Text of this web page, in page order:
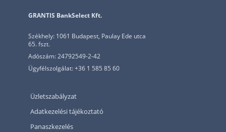
GRANTIS BankSelect Kft.
Székhely: 1061 Budapest, Paulay Ede utca
65. fszt.
Adószám: 24792549-2-42
Ügyfélszolgálat: +36 1 585 85 60
Üzletszabályzat
Adatkezelési tájékoztató
Panaszkezelés